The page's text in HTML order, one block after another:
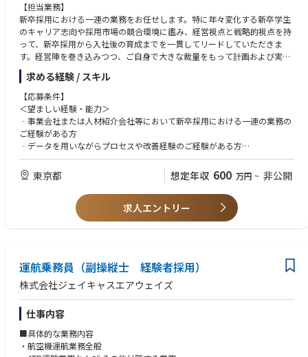
【担当業務】
新卒採用における一連の業務をお任せします。特に年々変化する新卒学生
のキャリア志向や採用市場の競合環境に鑑み、経営視点と戦略的視点を持
って、新卒採用から入社後の育成までを一貫してリードしていただきま
す。経営陣を巻き込みつつ、ご自身で大きな裁量をもって計画および実行
を推進するポジションです。
＜業務内容＞
１．採用戦略の立案と実行
２．育成プログラム策定と実行運営
求める経験 / スキル
【応募条件】
＜望ましい経験・能力＞
‐事業会社または人材紹介会社等において新卒採用における一連の業務の
ご経験がある方
‐データを用いながらプロセスや改善経験のご経験がある方
‐採用において面接官や面談のご経験がある方
東京都 想定年収 600 万円 ~ 非公開
求人エントリー
運航乗務員（副操縦士 経験者採用）
株式会社ジェイキャスエアウェイズ
仕事内容
■具体的な業務内容
・航空機運航業務全般